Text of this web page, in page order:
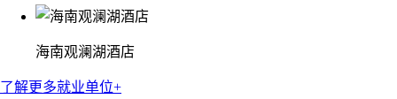
海南观澜湖酒店
了解更多就业单位+